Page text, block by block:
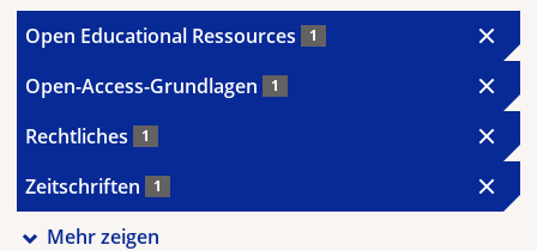
Open Educational Ressources 1
Open-Access-Grundlagen 1
Rechtliches 1
Zeitschriften 1
Mehr zeigen